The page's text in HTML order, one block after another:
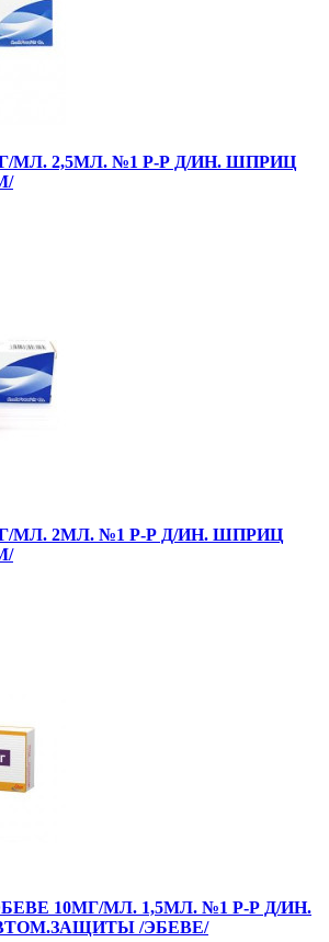
МЛ. 2,5МЛ. №1 Р-Р Д/ИН. ШПРИЦ
МЛ. 2МЛ. №1 Р-Р Д/ИН. ШПРИЦ
10МГ/МЛ. 1,5МЛ. №1 Р-Р Д/ИН.
/ЭБЕВЕ/